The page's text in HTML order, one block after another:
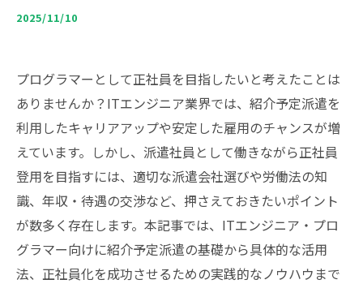
2025/11/10
プログラマーとして正社員を目指したいと考えたことは
ありませんか？ITエンジニア業界では、紹介予定派遣を
利用したキャリアアップや安定した雇用のチャンスが増
えています。しかし、派遣社員として働きながら正社員
登用を目指すには、適切な派遣会社選びや労働法の知
識、年収・待遇の交渉など、押さえておきたいポイント
が数多く存在します。本記事では、ITエンジニア・プロ
グラマー向けに紹介予定派遣の基礎から具体的な活用
法、正社員化を成功させるための実践的なノウハウまで